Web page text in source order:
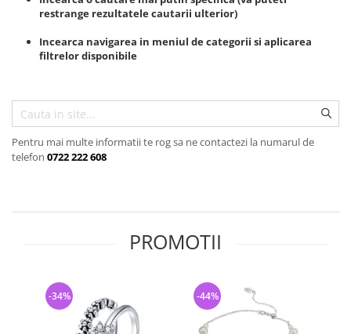
semipretioase
Bijuterii argint placat cu aur
Bijuterii argint cu diverse
Bijuterii argint cu murano
Bijuterii de Lux
Bijuterii gotice si rock
Casete si cutii de bijuterii
Bijuterii tungsten
Solutii si lavete de curatare
restrange rezultatele cautarii ulterior)
Incearca navigarea in meniul de categorii si aplicarea
filtrelor disponibile
Pentru mai multe informatii te rog sa ne contactezi la numarul de
telefon 0722 222 608
PROMOTII
-34% -44%